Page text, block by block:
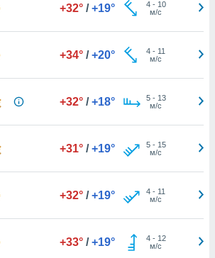
+32° / +19° 4- 10
м/с
+34° / +20° 4- 11
м/с
+32° / +18° 5- 13
м/с
+31° / +19° 5- 15
м/с
+32° / +19° 4- 11
м/с
+33° / +19° 4- 12
м/с